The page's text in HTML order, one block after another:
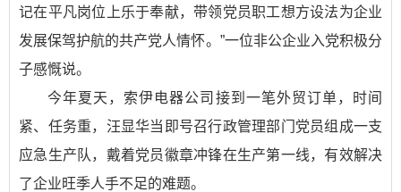
记在平凡岗位上乐于奉献，带领党员职工想方设法为企业
发展保驾护航的共产党人情怀。”一位非公企业入党积极分
子感慨说。
今年夏天，索伊电器公司接到一笔外贸订单，时间
紧、任务重，汪显华当即号召行政管理部门党员组成一支
应急生产队，戴着党员徽章冲锋在生产第一线，有效解决
了企业旺季人手不足的难题。